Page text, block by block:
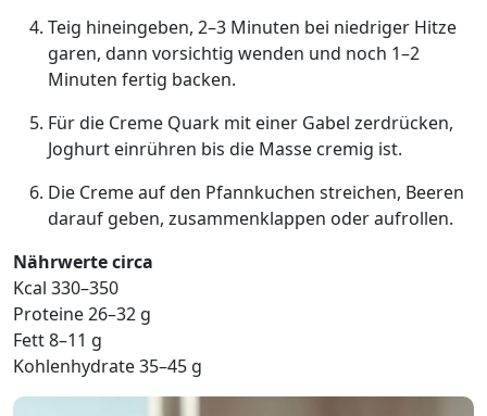
Teig hineingeben, 2–3 Minuten bei niedriger Hitze
garen, dann vorsichtig wenden und noch 1–2
Minuten fertig backen.
Für die Creme Quark mit einer Gabel zerdrücken,
Joghurt einrühren bis die Masse cremig ist.
Die Creme auf den Pfannkuchen streichen, Beeren
darauf geben, zusammenklappen oder aufrollen.
Nährwerte circa
Kcal 330–350
Proteine 26–32 g
Fett 8–11 g
Kohlenhydrate 35–45 g